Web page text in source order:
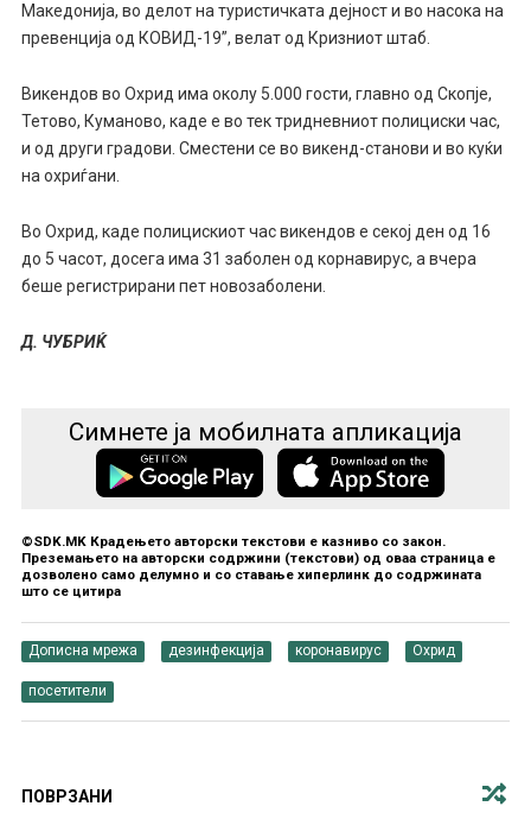
Македонија, во делот на туристичката дејност и во насока на
превенција од КОВИД-19”, велат од Кризниот штаб.
Викендов во Охрид има околу 5.000 гости, главно од Скопје,
Тетово, Куманово, каде е во тек тридневниот полициски час,
и од други градови. Сместени се во викенд-станови и во куќи
на охриѓани.
Во Охрид, каде полицискиот час викендов е секој ден од 16
до 5 часот, досега има 31 заболен од корнавирус, а вчера
беше регистрирани пет новозаболени.
Д. ЧУБРИЌ
Симнете ја мобилната апликација
©SDK.MK Крадењето авторски текстови е казниво со закон.
Преземањето на авторски содржини (текстови) од оваа страница е
дозволено само делумно и со ставање хиперлинк до содржината
што се цитира
Дописна мрежа дезинфекција коронавирус Охрид
посетители
ПОВРЗАНИ